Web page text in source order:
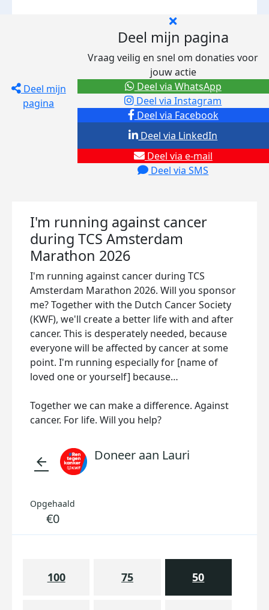
Deel mijn
pagina
Deel mijn pagina
Vraag veilig en snel om donaties voor
jouw actie
Deel via Facebook
Deel via Instagram
Deel via e-mail
Deel via SMS
Deel via LinkedIn
Deel via WhatsApp
I'm running against cancer
during TCS Amsterdam
Marathon 2026
I'm running against cancer during TCS
Amsterdam Marathon 2026. Will you sponsor
me? Together with the Dutch Cancer Society
(KWF), we'll create a better life with and after
cancer. This is desperately needed, because
everyone will be affected by cancer at some
point. I'm running especially for [name of
loved one or yourself] because…
Together we can make a difference. Against
cancer. For life. Will you help?
arrow_back Doneer aan Lauri
Opgehaald
€0
100 75 50